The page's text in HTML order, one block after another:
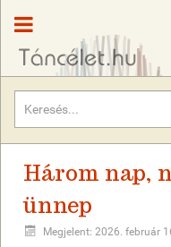
Három nap,
ünnep
Megjelent: 2026. február